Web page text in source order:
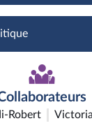
Robert